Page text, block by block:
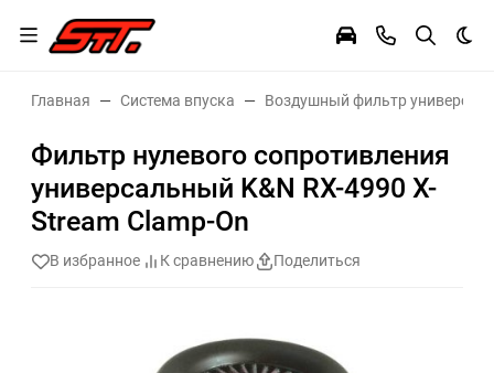
Главная Система впуска Воздушный фильтр
Фильтр нулевого сопротивления
универсальный K&N RX-4990 X-
Stream Clamp-On
В избранное К сравнению Поделиться